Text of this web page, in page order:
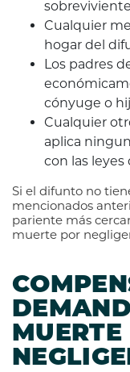
Cualquier
hogar del
Los padres
cónyuge o
Cualquier
aplica
con las leyes
Si el difunto no
mencionados
pariente más
muerte por
MUERTE